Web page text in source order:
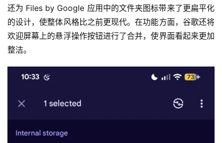
还为 Files by Google 应用中的文件夹图标带来了更扁平化
的设计，使整体风格比之前更现代。在功能方面，谷歌还将
欢迎屏幕上的悬浮操作按钮进行了合并，使界面看起来更加
整洁。